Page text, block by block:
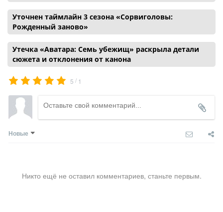
Уточнен таймлайн 3 сезона «Сорвиголовы:
Рожденный заново»
Утечка «Аватара: Семь убежищ» раскрыла детали
сюжета и отклонения от канона
5 / 1
Новые
Никто ещё не оставил комментариев, станьте первым.